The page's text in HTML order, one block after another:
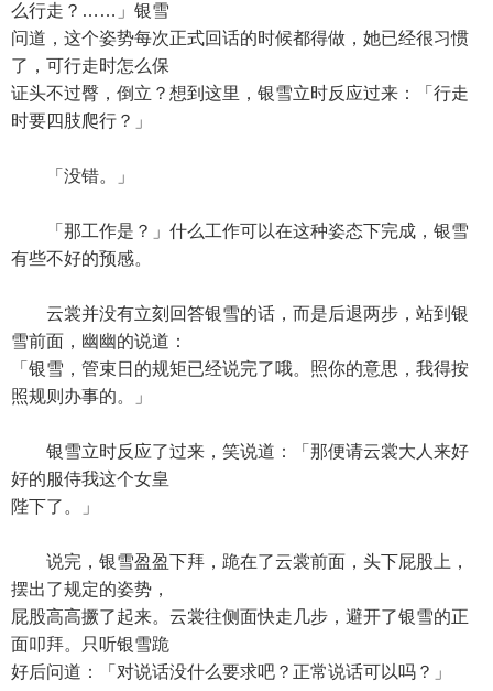
么行走？……」银雪
问道，这个姿势每次正式回话的时候都得做，她已经很习惯
了，可行走时怎么保
证头不过臀，倒立？想到这里，银雪立时反应过来：「行走
时要四肢爬行？」
「没错。」
「那工作是？」什么工作可以在这种姿态下完成，银雪
有些不好的预感。
云裳并没有立刻回答银雪的话，而是后退两步，站到银
雪前面，幽幽的说道：
「银雪，管束日的规矩已经说完了哦。照你的意思，我得按
照规则办事的。」
银雪立时反应了过来，笑说道：「那便请云裳大人来好
好的服侍我这个女皇
陛下了。」
说完，银雪盈盈下拜，跪在了云裳前面，头下屁股上，
摆出了规定的姿势，
屁股高高撅了起来。云裳往侧面快走几步，避开了银雪的正
面叩拜。只听银雪跪
好后问道：「对说话没什么要求吧？正常说话可以吗？」